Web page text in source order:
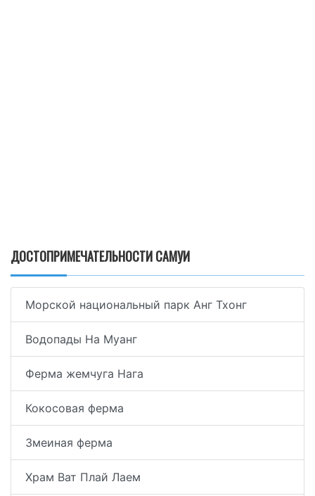
ДОСТОПРИМЕЧАТЕЛЬНОСТИ САМУИ
Морской национальный парк Анг Тхонг
Водопады На Муанг
Ферма жемчуга Нага
Кокосовая ферма
Змеиная ферма
Храм Ват Плай Лаем